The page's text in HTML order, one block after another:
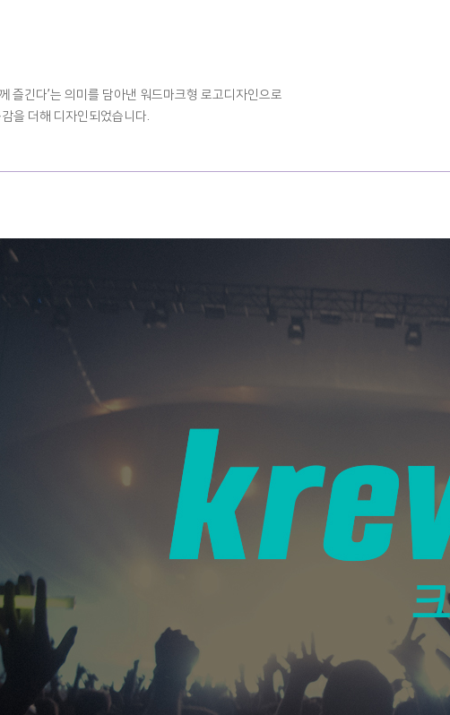
즐긴다’는 의미를 담아낸 워드마크형 로고디자인으로
을 더해 디자인되었습니다.